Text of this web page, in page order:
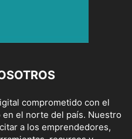
comprometido con el
el norte del país. Nuestro
a los emprendedores,